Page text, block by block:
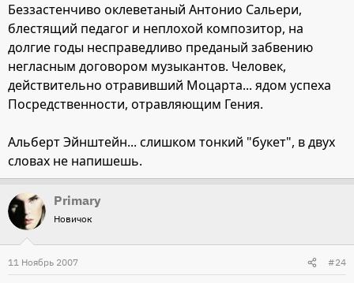
Беззастенчиво оклеветаный Антонио Сальери,
блестящий педагог и неплохой композитор, на
долгие годы несправедливо преданый забвению
негласным договором музыкантов. Человек,
действительно отравивший Моцарта... ядом успеха
Посредственности, отравляющим Гения.
Альберт Эйнштейн... слишком тонкий "букет", в двух
словах не напишешь.
Primary
Новичок
11 Ноябрь 2007 #24